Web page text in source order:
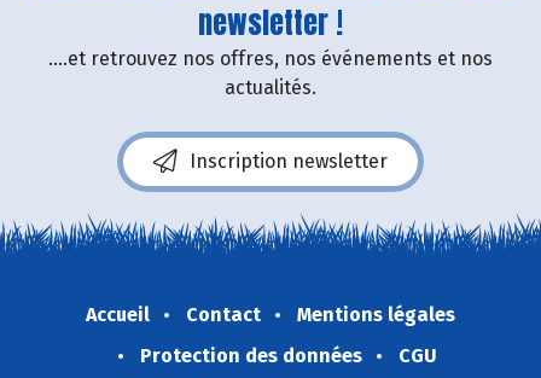
newsletter !
....et retrouvez nos offres, nos événements et nos
actualités.
Inscription newsletter
Accueil Contact
Mentions légales
Protection des données
CGU